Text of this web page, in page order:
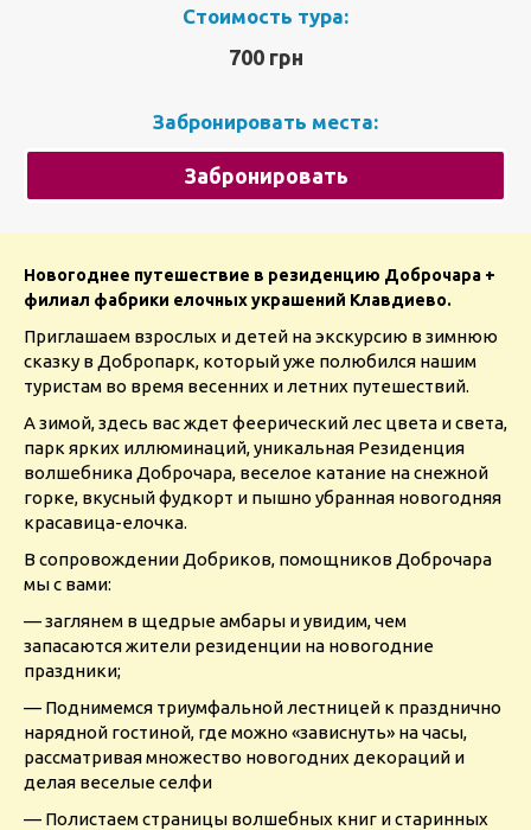
Стоимость тура:
700 грн
Забронировать места:
Забронировать
Новогоднее путешествие в резиденцию Доброчара +
филиал фабрики елочных украшений Клавдиево.
Приглашаем взрослых и детей на экскурсию в зимнюю
сказку в Добропарк, который уже полюбился нашим
туристам во время весенних и летних путешествий.
А зимой, здесь вас ждет феерический лес цвета и света,
парк ярких иллюминаций, уникальная Резиденция
волшебника Доброчара, веселое катание на снежной
горке, вкусный фудкорт и пышно убранная новогодняя
красавица-елочка.
В сопровождении Добриков, помощников Доброчара
мы с вами:
— заглянем в щедрые амбары и увидим, чем
запасаются жители резиденции на новогодние
праздники;
— Поднимемся триумфальной лестницей к празднично
нарядной гостиной, где можно «зависнуть» на часы,
рассматривая множество новогодних декораций и
делая веселые селфи
— Полистаем страницы волшебных книг и старинных